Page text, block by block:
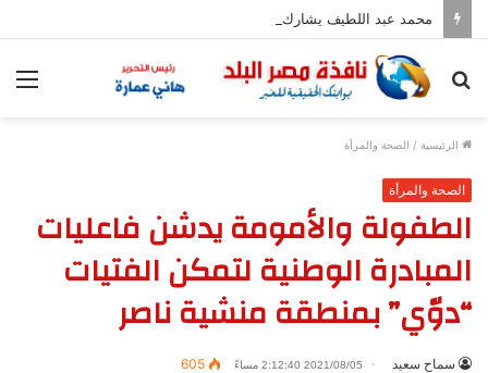
بحث
الرئيسية / الصحة والمرأة
الصحة والمرأة
الطفولة والأمومة يدشن فاعليات
المبادرة الوطنية لتمكن الفتيات
“دوّي” بمنطقة منشية ناصر
سماح سعيد 2021/08/05 2:12:40 مساءً 605